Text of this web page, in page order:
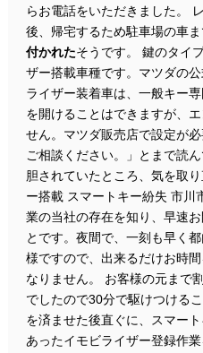
らお電話をいただきました。
後、帰宅するため駐車場の車ま
付かれたそうです。 鍵のタイ
ザー搭載車種です。マツダの
ライザー装着車は、一般キー
を開けることはできますが、
せん。マツダ販売店で設定が
ご相談ください。」とまで読
胆されていたところ、気を取
ー搭載 スマートキー紛失 市川
業の当社の存在を知り、早速
とです。夜間で、一刻も早く
様ですので、出来るだけお時
なりません。 お客様の元まで
でしたので30分で駆けつける
を済ませた後直ぐに、スマー
あったイモビライザー登録作業